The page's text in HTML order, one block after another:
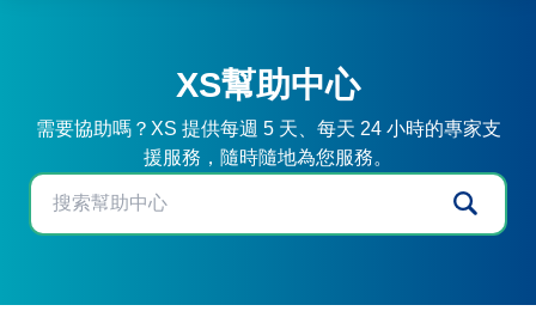
XS幫助中心
需要協助嗎？XS 提供每週 5 天、每天 24 小時的專家支
援服務，隨時隨地為您服務。